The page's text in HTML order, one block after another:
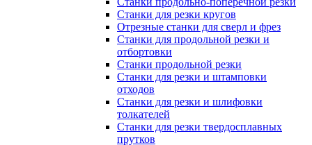
Станки для резки кругов
Отрезные станки для сверл и фрез
Станки для продольной резки и
отбортовки
Станки продольной резки
Станки для резки и штамповки
отходов
Станки для резки и шлифовки
толкателей
Станки для резки твердосплавных
прутков